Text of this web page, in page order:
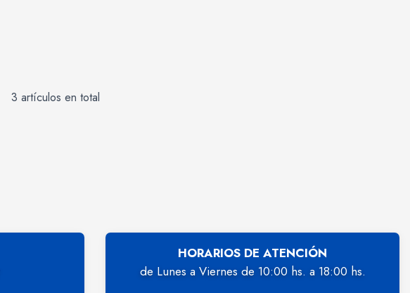
3 artículos en total
HORARIOS DE ATENCIÓN
de Lunes a Viernes de 10:00 hs. a 18:00 hs.